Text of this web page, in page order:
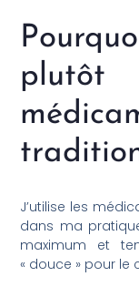
J’utilise les
dans ma
maximum et
« douce » pour le